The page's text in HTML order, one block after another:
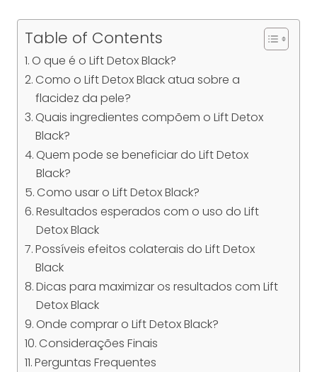
Table of Contents
O que é o Lift Detox Black?
Como o Lift Detox Black atua sobre a
flacidez da pele?
Quais ingredientes compõem o Lift Detox
Black?
Quem pode se beneficiar do Lift Detox
Black?
Como usar o Lift Detox Black?
Resultados esperados com o uso do Lift
Detox Black
Possíveis efeitos colaterais do Lift Detox
Black
Dicas para maximizar os resultados com Lift
Detox Black
Onde comprar o Lift Detox Black?
Considerações Finais
Perguntas Frequentes